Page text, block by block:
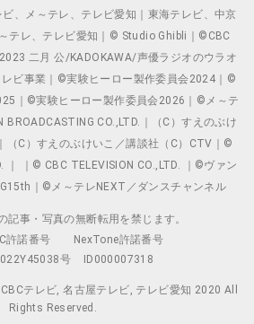
、メ～テレ、テレビ愛知｜東海テレビ、中京
テレ、テレビ愛知｜© Studio Ghibli｜©CBC
二月 公/KADOKAWA/声優ラジオのウラオ
ビ事業｜©実験ヒーロー製作委員会2024｜©
｜©実験ヒーロー製作委員会2026｜©メ～テ
CO.,LTD.｜（C）すえのぶけ
（C）すえのぶけいこ／講談社（C）CTV｜©
｜ ｜© CBC TELEVISION CO.,LTD. ｜©ヴァン
｜©メ～テレNEXT／ダンスチャンネル
記事・写真の無断転用を禁じます。
許諾番号
NexTone許諾番号
号
ID000007318
テレビ, 名古屋テレビ, テレビ愛知 2020 All
Rights Reserved.